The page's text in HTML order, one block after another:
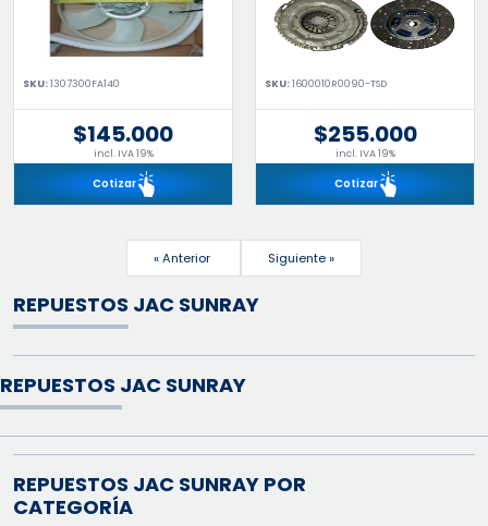
SKU:1307300FA140
$145.000
incl. IVA 19%
Cotizar
SKU:1600010R0090-TSD
$255.000
incl. IVA 19%
Cotizar
« Anterior Siguiente »
REPUESTOS JAC SUNRAY
REPUESTOS JAC SUNRAY
REPUESTOS JAC SUNRAY POR
CATEGORÍA